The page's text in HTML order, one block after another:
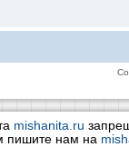
mishanita.ru
пишите нам на